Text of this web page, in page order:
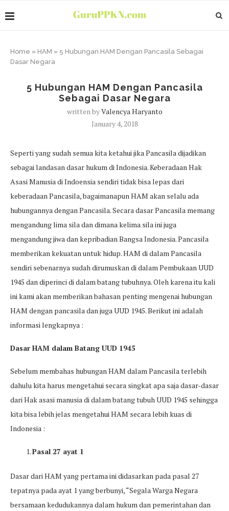
Home » HAM » 5 Hubungan HAM Dengan Pancasila Sebagai
Dasar Negara
5 Hubungan HAM Dengan Pancasila
Sebagai Dasar Negara
written byValencya Haryanto
January 4, 2018
Seperti yang sudah semua kita ketahui jika Pancasila dijadikan
sebagai landasan dasar hukum di Indonesia. Keberadaan Hak
Asasi Manusia di Indoensia sendiri tidak bisa lepas dari
keberadaan Pancasila, bagaimanapun HAM akan selalu ada
hubungannya dengan Pancasila. Secara dasar Pancasila memang
mengandung lima sila dan dimana kelima sila ini juga
mengandung jiwa dan kepribadian Bangsa Indonesia. Pancasila
memberikan kekuatan untuk hidup. HAM di dalam Pancasila
sendiri sebenarnya sudah dirumuskan di dalam Pembukaan UUD
1945 dan diperinci di dalam batang tubuhnya. Oleh karena itu kali
ini kami akan memberikan bahasan penting mengenai hubungan
HAM dengan pancasila dan juga UUD 1945. Berikut ini adalah
informasi lengkapnya :
Dasar HAM dalam Batang UUD 1945
Sebelum membahas hubungan HAM dalam Pancasila terlebih
dahulu kita harus mengetahui secara singkat apa saja dasar-dasar
dari Hak asasi manusia di dalam batang tubuh UUD 1945 sehingga
kita bisa lebih jelas mengetahui HAM secara lebih kuas di
Indonesia :
Pasal 27 ayat 1
Dasar dari HAM yang pertama ini didasarkan pada pasal 27
tepatnya pada ayat 1 yang berbunyi, “Segala Warga Negara
bersamaan kedudukannya dalam hukum dan pemerintahan dan